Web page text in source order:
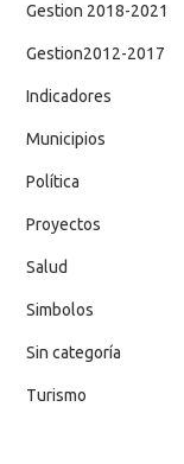
Gestion 2018-2021
Gestion2012-2017
Indicadores
Municipios
Política
Proyectos
Salud
Simbolos
Sin categoría
Turismo